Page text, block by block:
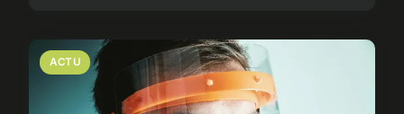
ACTU